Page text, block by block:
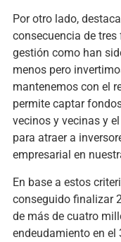
Por otro lado,
consecuencia de
gestión como han
menos pero
mantenemos con el
permite captar
vecinos y vecinas y
para atraer a
empresarial en
En base a estos
conseguido finalizar
de más de cuatro
endeudamiento en el